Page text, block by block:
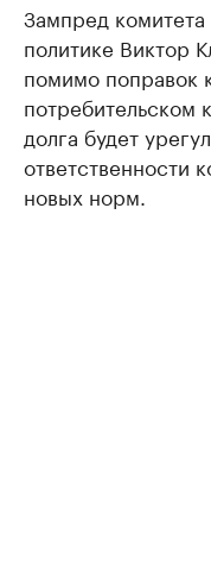
Зампред
политике Виктор
помимо поправок
потребительском
долга будет
ответственности
новых норм.